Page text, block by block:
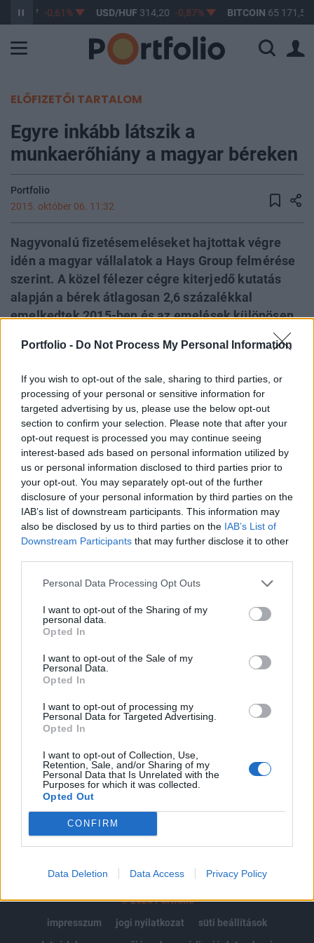
Portfolio - Do Not Process My Personal Information
If you wish to opt-out of the sale, sharing to third parties, or
processing of your personal or sensitive information for
targeted advertising by us, please use the below opt-out
section to confirm your selection. Please note that after your
opt-out request is processed you may continue seeing
interest-based ads based on personal information utilized by
us or personal information disclosed to third parties prior to
your opt-out. You may separately opt-out of the further
disclosure of your personal information by third parties on the
IAB’s list of downstream participants. This information may
also be disclosed by us to third parties on the IAB’s List of
Downstream Participants that may further disclose it to other
Personal Data Processing Opt Outs
I want to opt-out of the Sharing of my
personal data.
Opted In
I want to opt-out of the Sale of my
Personal Data.
Opted In
I want to opt-out of processing my
Personal Data for Targeted Advertising.
Opted In
I want to opt-out of Collection, Use,
Retention, Sale, and/or Sharing of my
Personal Data that Is Unrelated with the
Purposes for which it was collected.
Opted Out
CONFIRM
Data Deletion Data Access Privacy Policy
363,17 -0,61% USD/HUF314,20 -0,87% BITCOIN 65 171,58
ELŐFIZETŐI TARTALOM
Egyre inkább látszik a
munkaerőhiány a magyar béreken
Portfolio
2015. október 06. 11:32
Nagyvonalú fizetésemeléseket hajtottak végre
idén a magyar vállalatok a Hays Group felmérése
szerint. A közel félezer cégre kiterjedő kutatás
alapján a bérek átlagosan 2,6 százalékkal
emelkedtek 2015-ben és az emelések különösen
szakértője szerint ebben jelentős szerepet játszik
szektorban küzdenek.
A 2,6 százalékos átlagos bérnövekedés és a jegybank idei
0 százalékos inflációs várakozása mellett a reálbér-
növekedés üteme is elérheti a 2,6 százalékot 2015-ben. A
tanácsadó cég kutatása szerint az ágazatok hierarchiája is
átrendeződött a keresetnövekedésben. Az ipari vállalatok
idén is átlag feletti fizetésemelésben részesítették
dolgozóikat, folytatva...
KEDVES OLVASÓNK!
A keresett cikk a portfolio.hu hírarchívumához
tartozik, melynek olvasása előfizetéses
regisztrációhoz kötött.
Az előfizetés a következőket tartalmazza:
Portfolio.hu teljes cikkarchívum
Kötéslisták: BÉT elmúlt 2 év napon belüli
kötéslistái
MÁR ELŐFIZETŐNK VAGY?BEJELENTKEZÉS
© 2026 Portfolio
impresszum
jogi nyilatkozat
süti beállítások